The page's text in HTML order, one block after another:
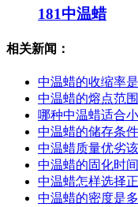
181中温蜡
相关新闻：
中温蜡的收缩率
中温蜡的熔点范
哪种中温蜡适合
中温蜡的储存条
中温蜡质量优劣
中温蜡的固化时
中温蜡怎样选择
中温蜡的密度是